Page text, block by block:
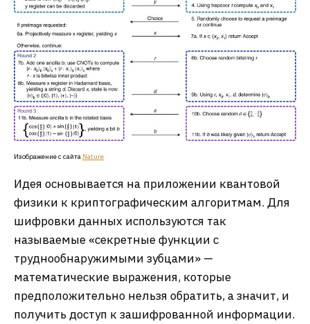
Изображение с сайта Nature
Идея основывается на приложении квантовой
физики к криптографическим алгоритмам. Для
шифровки данных используются так
называемые «секретные функции с
труднообнаружимыми зубцами» —
математические выражения, которые
предположительно нельзя обратить, а значит, и
получить доступ к зашифрованной информации.